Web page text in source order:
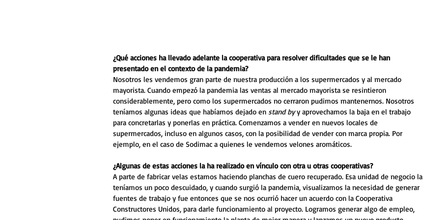
¿Qué acciones ha llevado adelante la cooperativa para resolver dificultades que se le han
presentado en el contexto de la pandemia?
Nosotros les vendemos gran parte de nuestra producción a los supermercados y al mercado
mayorista. Cuando empezó la pandemia las ventas al mercado mayorista se resintieron
considerablemente, pero como los supermercados no cerraron pudimos mantenernos. Nosotros
teníamos algunas ideas que habíamos dejado en stand by y aprovechamos la baja en el trabajo
para concretarlas y ponerlas en práctica. Comenzamos a vender en nuevos locales de
supermercados, incluso en algunos casos, con la posibilidad de vender con marca propia. Por
ejemplo, en el caso de Sodimac a quienes le vendemos velones aromáticos.
¿Algunas de estas acciones la ha realizado en vínculo con otra u otras cooperativas?
A parte de fabricar velas estamos haciendo planchas de cuero recuperado. Esa unidad de negocio la
teníamos un poco descuidado, y cuando surgió la pandemia, visualizamos la necesidad de generar
fuentes de trabajo y fue entonces que se nos ocurrió hacer un acuerdo con la Cooperativa
Constructores Unidos, para darle funcionamiento al proyecto. Logramos generar algo de empleo,